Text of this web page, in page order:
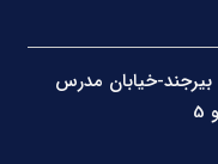
خیابان مدرس